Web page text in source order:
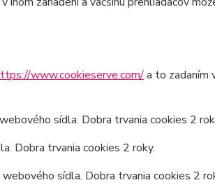
www.cookieserve.com/a to zadaním
sídla. Dobra trvania cookies 2
Dobra trvania cookies 2 roky.
sídla. Dobra trvania cookies 2